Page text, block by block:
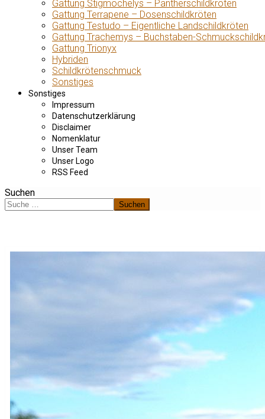
Gattung Stigmochelys – Pantherschildkröten
Gattung Terrapene – Dosenschildkröten
Gattung Testudo – Eigentliche Landschildkröten
Gattung Trachemys – Buchstaben-
Gattung Trionyx
Hybriden
Schildkrötenschmuck
Sonstiges
Sonstiges
Impressum
Datenschutzerklärung
Disclaimer
Nomenklatur
Unser Team
Unser Logo
RSS Feed
Suchen
Suchen